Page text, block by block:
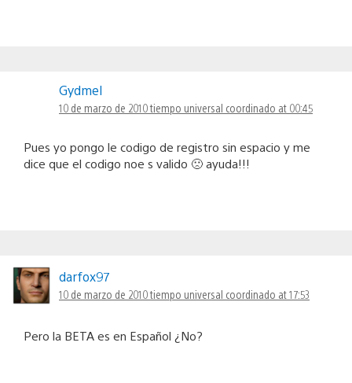
Gydmel
10 de marzo de 2010 tiempo universal coordinado at 00:45
Pues yo pongo le codigo de registro sin espacio y me
dice que el codigo noe s valido 🙁 ayuda!!!
darfox97
10 de marzo de 2010 tiempo universal coordinado at 17:53
Pero la BETA es en Español ¿No?